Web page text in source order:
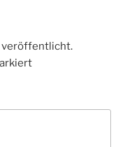
veröffentlicht.